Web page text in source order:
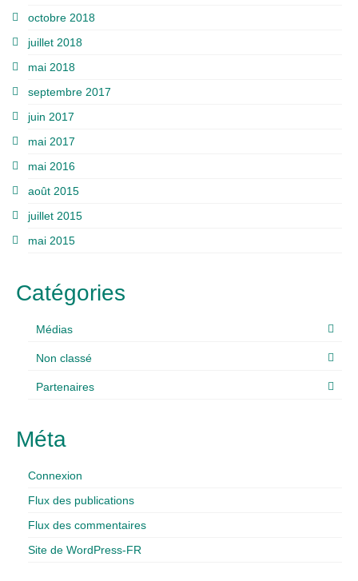
octobre 2018
juillet 2018
mai 2018
septembre 2017
juin 2017
mai 2017
mai 2016
août 2015
juillet 2015
mai 2015
Catégories
Médias
Non classé
Partenaires
Méta
Connexion
Flux des publications
Flux des commentaires
Site de WordPress-FR